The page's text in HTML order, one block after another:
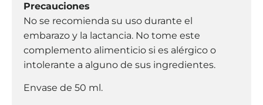
Precauciones
No se recomienda su uso durante el
embarazo y la lactancia. No tome este
complemento alimenticio si es alérgico o
intolerante a alguno de sus ingredientes.
Envase de 50 ml.